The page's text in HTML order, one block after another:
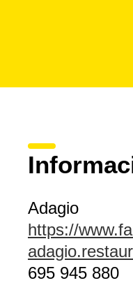
Adagio
https://
695 945 880